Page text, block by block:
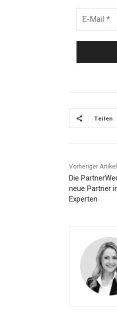
Teilen
Vorheriger Artikel
Die
neue Partner
Experten